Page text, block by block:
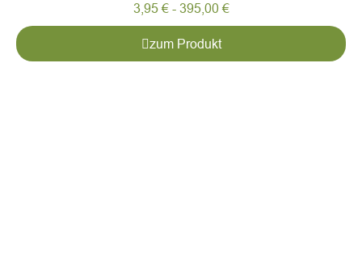
3,95 € - 395,00 €
zum Produkt